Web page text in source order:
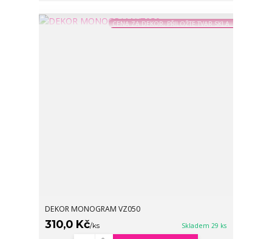
CENA ZA DEKOR, PŘILOŽTE TVAR SKLA
DEKOR MONOGRAM VZ050
310,0 Kč/ks Skladem 29 ks